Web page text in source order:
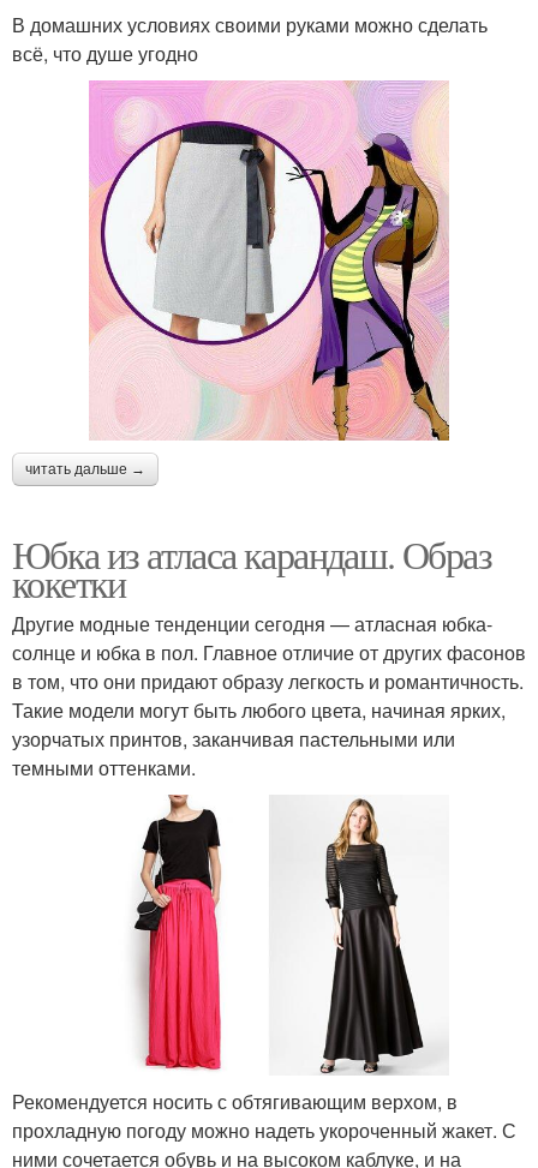
В домашних условиях своими руками можно сделать
всё, что душе угодно
читать дальше →
Юбка из атласа карандаш. Образ
кокетки
Другие модные тенденции сегодня — атласная юбка-
солнце и юбка в пол. Главное отличие от других фасонов
в том, что они придают образу легкость и романтичность.
Такие модели могут быть любого цвета, начиная ярких,
узорчатых принтов, заканчивая пастельными или
темными оттенками.
Рекомендуется носить с обтягивающим верхом, в
прохладную погоду можно надеть укороченный жакет. С
ними сочетается обувь и на высоком каблуке, и на